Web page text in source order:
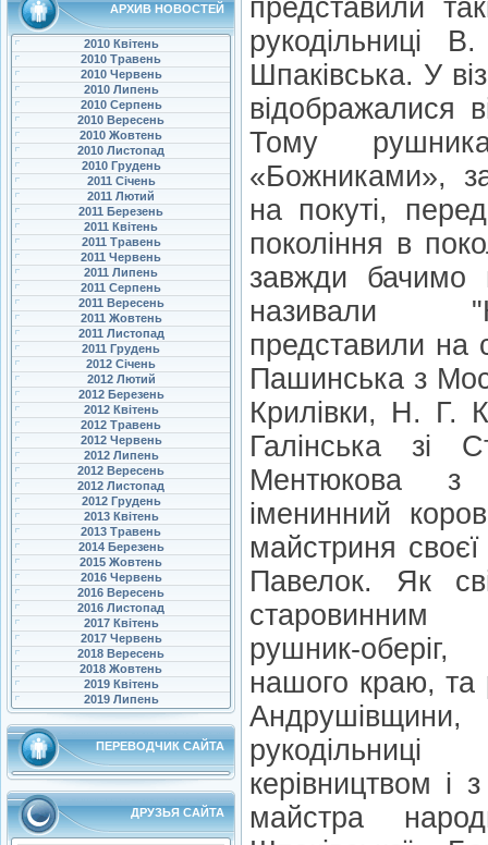
АРХИВ НОВОСТЕЙ
2010 Квітень
2010 Травень
2010 Червень
2010 Липень
2010 Серпень
2010 Вересень
2010 Жовтень
2010 Листопад
2010 Грудень
2011 Січень
2011 Лютий
2011 Березень
2011 Квітень
2011 Травень
2011 Червень
2011 Липень
2011 Серпень
2011 Вересень
2011 Жовтень
2011 Листопад
2011 Грудень
2012 Січень
2012 Лютий
2012 Березень
2012 Квітень
2012 Травень
2012 Червень
2012 Липень
2012 Вересень
2012 Листопад
2012 Грудень
2013 Квітень
2013 Травень
2014 Березень
2015 Жовтень
2016 Червень
2016 Вересень
2016 Листопад
2017 Квітень
2017 Червень
2018 Вересень
2018 Жовтень
2019 Квітень
2019 Липень
ПЕРЕВОДЧИК САЙТА
ДРУЗЬЯ САЙТА
представили
рукодільниці
Шпаківська. У
відображалися
Тому
«Божниками»,
на покуті,
покоління в
завжди бачимо
називали
представили на
Пашинська з
Крилівки, Н. Г.
Галінська зі
Ментюкова
іменинний
майстриня
Павелок. Як
старовинним
рушник-
нашого краю, та
керівництвом і
майстра